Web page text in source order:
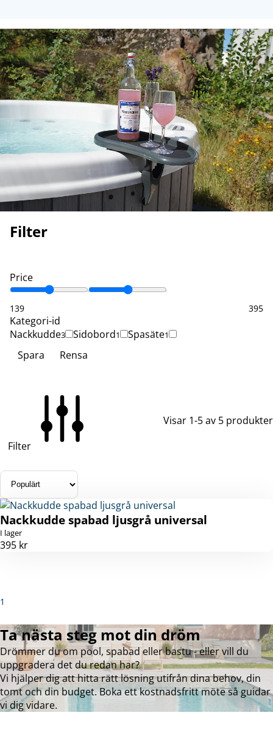
Filter
Price
139 395
Kategori-id
Nackkudde3 Sidobord1 Spasäte1
Spara Rensa
Filter
Visar 1-5 av 5 produkter
Nackkudde spabad ljusgrå universal
I lager
395 kr
1
Ta nästa steg mot din dröm
Drömmer du om pool, spabad eller bastu - eller vill du
uppgradera det du redan har?
Vi hjälper dig att hitta rätt lösning utifrån dina behov, din
tomt och din budget. Boka ett kostnadsfritt möte så guidar
vi dig vidare.